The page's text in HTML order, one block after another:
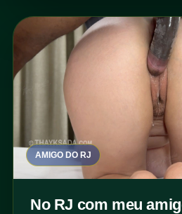
AMIGO DO RJ
No RJ com meu